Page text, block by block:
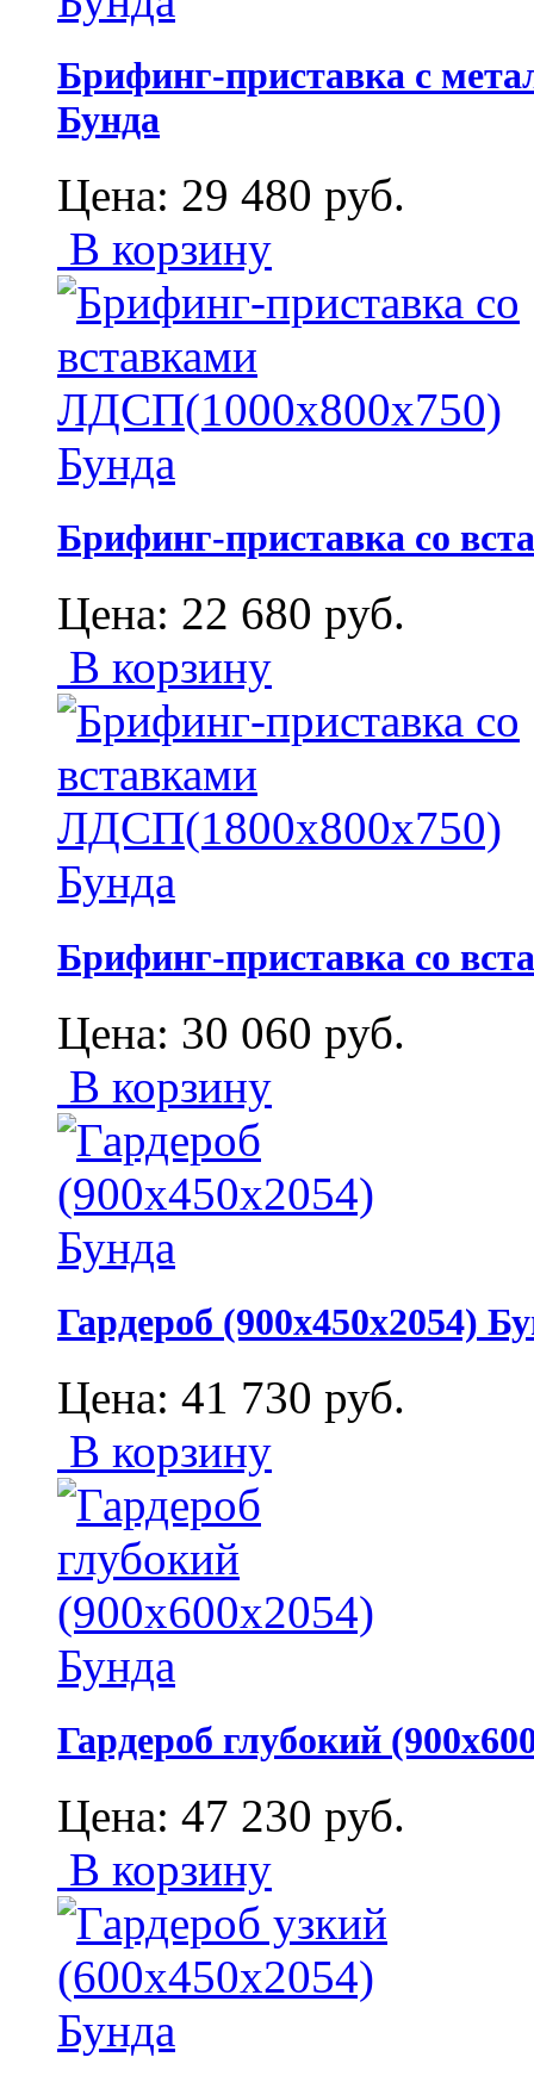
Брифинг-приставка с
Бунда
Цена: 29 480 руб.
В корзину
Брифинг-приставка со
Цена: 22 680 руб.
В корзину
Брифинг-приставка со
Цена: 30 060 руб.
В корзину
Гардероб (900х450х2054)
Цена: 41 730 руб.
В корзину
Гардероб глубокий
Цена: 47 230 руб.
В корзину